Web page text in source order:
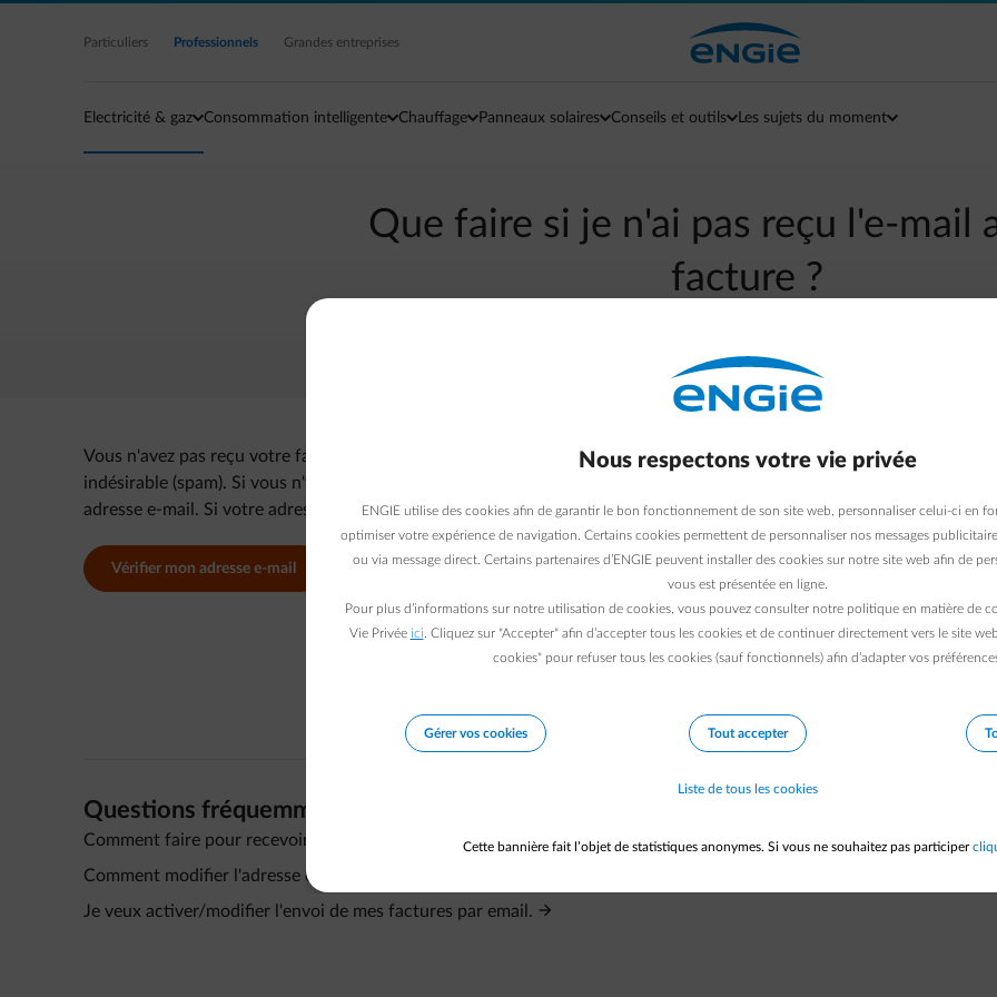
Accéder au contenu principal
Particuliers Professionnels Grandes entreprises
Electricité & gaz Consommation intelligente Chauffage Panneaux solaires Conseils et outils Les sujets du moment
Que faire si je n'ai pas reçu l'e-mail
facture ?
Retour à la page contact
Vous n'avez pas reçu votre facture par e-mail ? Dans ce cas, vérifiez tout d'abord le contenu de votre dossier de
indésirable (spam). Si vous n'y trouvez pas l'e-mail de votre facture, vérifiez alors si nous envoyons vos factures à la
adresse e-mail. Si votre adresse e-mail est correcte, prenez contact avec le service clientèle.
Vérifier mon adresse e-mail
Questions fréquemment posées
Comment faire pour recevoir à nouveau mes factures en version papier à l'avenir ?
Comment modifier l'adresse e-mail à laquelle je reçois mes factures ?
Je veux activer/modifier l'envoi de mes factures par email.
Nous respectons votre vie privée
ENGIE utilise des cookies afin de garantir le bon fonctionnement de son site web, personnaliser celui-ci en
optimiser votre expérience de navigation. Certains cookies permettent de personnaliser nos messages
ou via message direct. Certains partenaires d’ENGIE peuvent installer des cookies sur notre site web afin de
vous est présentée en ligne.
Pour plus d’informations sur notre utilisation de cookies, vous pouvez consulter notre politique en matière de
Vie Privée ici . Cliquez sur "Accepter" afin d’accepter tous les cookies et de continuer directement vers le site
cookies" pour refuser tous les cookies (sauf fonctionnels) afin d’adapter vos
Gérer vos cookies Tout accepter
Liste de tous les cookies
Cette bannière fait l’objet de statistiques anonymes. Si vous ne souhaitez pas participer